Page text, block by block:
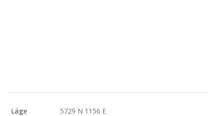
Läge
5729 N 1156 E